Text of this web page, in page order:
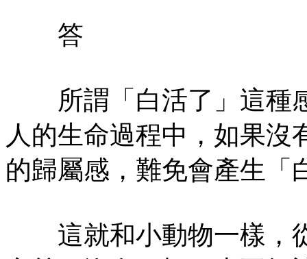
答
所謂「白活了」這種
人的生命過程中，如果沒
的歸屬感，難免會產生「
這就和小動物一樣，